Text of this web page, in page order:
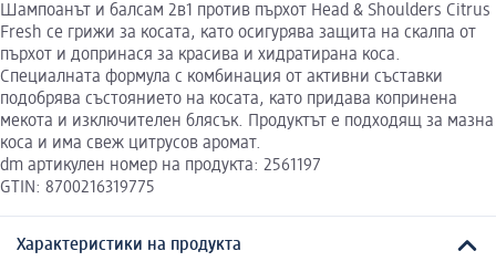
Шампоанът и балсам 2в1 против пърхот Head & Shoulders Citrus
Fresh се грижи за косата, като осигурява защита на скалпа от
пърхот и допринася за красива и хидратирана коса.
Специалната формула с комбинация от активни съставки
подобрява състоянието на косата, като придава копринена
мекота и изключителен блясък. Продуктът е подходящ за мазна
коса и има свеж цитрусов аромат.
dm артикулен номер на продукта: 2561197
GTIN: 8700216319775
Характеристики на продукта